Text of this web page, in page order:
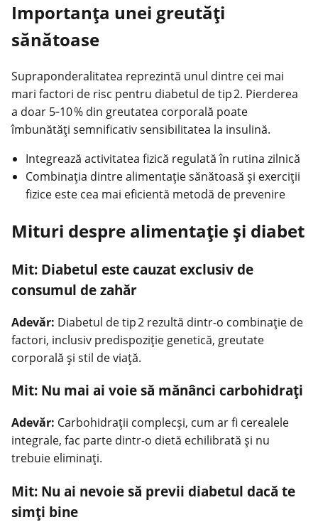
Importanța unei greutăţi
sănătoase
Supraponderalitatea reprezintă unul dintre cei mai
mari factori de risc pentru diabetul de tip 2. Pierderea
a doar 5‑10 % din greutatea corporală poate
îmbunătăţi semnificativ sensibilitatea la insulină.
Integrează activitatea fizică regulată în rutina zilnică
Combinaţia dintre alimentație sănătoasă şi exerciţii
fizice este cea mai eficientă metodă de prevenire
Mituri despre alimentație și diabet
Mit: Diabetul este cauzat exclusiv de
consumul de zahăr
Adevăr: Diabetul de tip 2 rezultă dintr-o combinaţie de
factori, inclusiv predispoziţie genetică, greutate
corporală şi stil de viaţă.
Mit: Nu mai ai voie să mănânci carbohidraţi
Adevăr: Carbohidraţii complecşi, cum ar fi cerealele
integrale, fac parte dintr-o dietă echilibrată şi nu
trebuie eliminaţi.
Mit: Nu ai nevoie să previi diabetul dacă te
simţi bine